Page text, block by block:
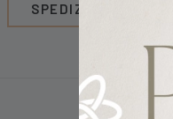
SPEDIZIONI